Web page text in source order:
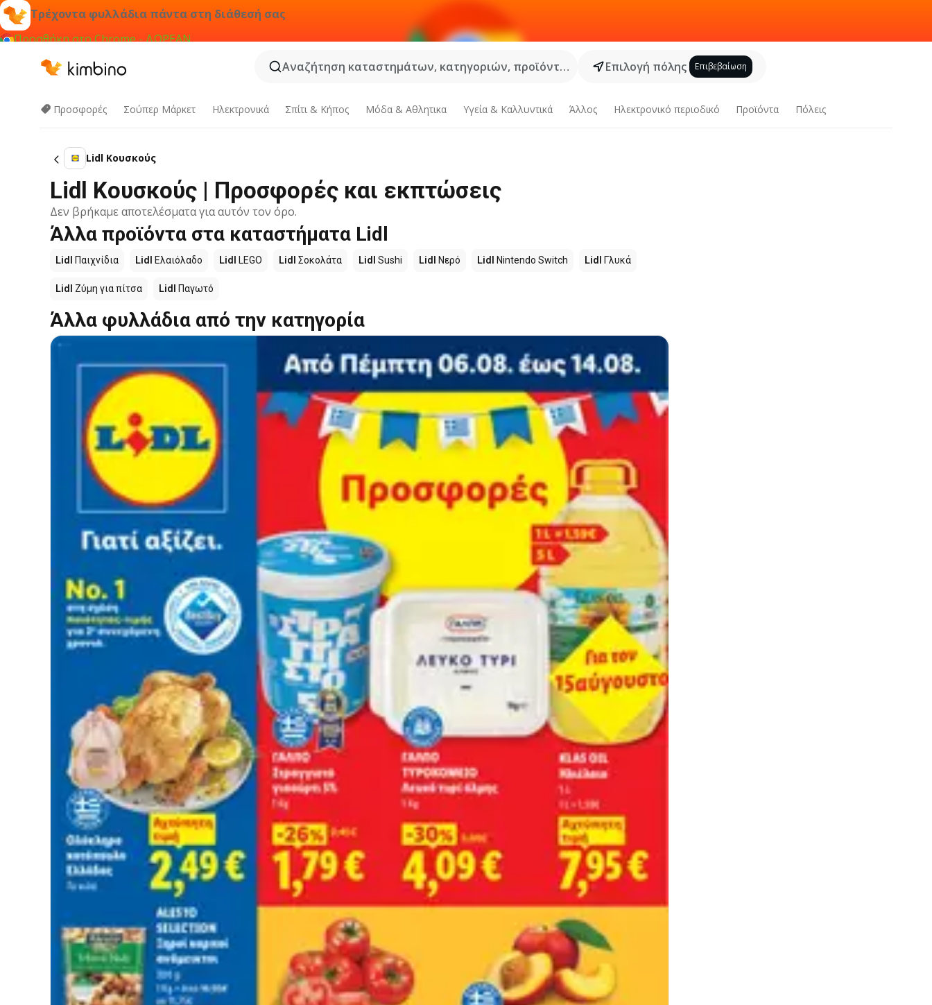
Τρέχοντα φυλλάδια πάντα στη διάθεσή σας
Προσθήκη στο Chrome - ΔΩΡΕΑΝ
Αναζήτηση καταστημάτων, κατηγοριών, προϊόντων...
Επιλογή πόλης Επιβεβαίωση
Προσφορές Σούπερ Μάρκετ Hλεκτρονικά Σπίτι & Κήπος Μόδα & Aθλητικα Υγεία & Καλλυντικά Άλλος Ηλεκτρονικό περιοδικό Προϊόντα Πόλεις
Lidl Κουσκούς
Lidl Κουσκούς | Προσφορές και εκπτώσεις
Δεν βρήκαμε αποτελέσματα για αυτόν τον όρο.
Άλλα προϊόντα στα καταστήματα Lidl
Lidl Παιχνίδια Lidl Ελαιόλαδο Lidl LEGO Lidl Σοκολάτα Lidl Sushi Lidl Νερό Lidl Nintendo Switch Lidl Γλυκά
Lidl Ζύμη για πίτσα Lidl Παγωτό
Άλλα φυλλάδια από την κατηγορία